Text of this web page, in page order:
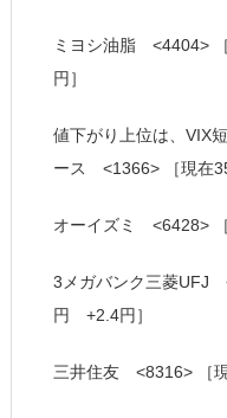
ミヨシ油脂 <4404>
円］
値下がり上位は、VIX
ース <1366> ［現在
オーイズミ <6428>
3メガバンク三菱UFJ
円 +2.4円］
三井住友 <8316> ［